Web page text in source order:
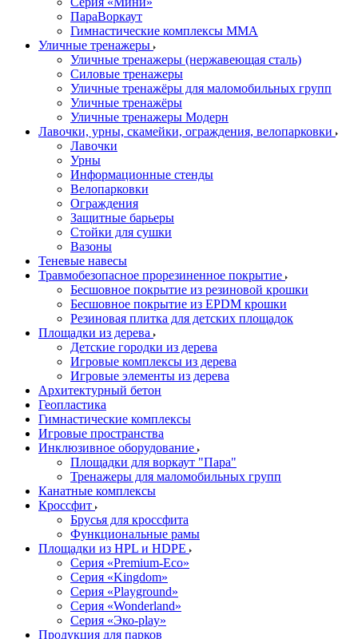
ПараВоркаут
Гимнастические комплексы ММА
Уличные тренажеры
Уличные тренажеры (нержавеющая сталь)
Силовые тренажеры
Уличные тренажёры для маломобильных групп
Уличные тренажёры
Уличные тренажеры Модерн
Лавочки, урны, скамейки, ограждения, велопарковки
Лавочки
Урны
Информационные стенды
Велопарковки
Ограждения
Защитные барьеры
Стойки для сушки
Вазоны
Теневые навесы
Травмобезопасное прорезиненное покрытие
Бесшовное покрытие из резиновой крошки
Бесшовное покрытие из EPDM крошки
Резиновая плитка для детских площадок
Площадки из дерева
Детские городки из дерева
Игровые комплексы из дерева
Игровые элементы из дерева
Архитектурный бетон
Геопластика
Гимнастические комплексы
Игровые пространства
Инклюзивное оборудование
Площадки для воркаут "Пара"
Тренажеры для маломобильных групп
Канатные комплексы
Кроссфит
Брусья для кроссфита
Функциональные рамы
Площадки из HPL и HDPE
Серия «Premium-Eco»
Серия «Kingdom»
Серия «Playground»
Серия «Wonderland»
Серия «Эко-play»
Продукция для парков